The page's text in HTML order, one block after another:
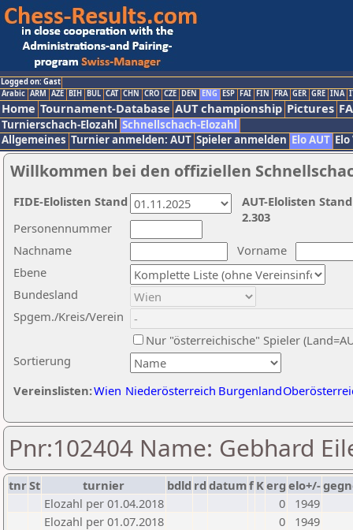
Logged on: Gast
Arabic ARM AZE BIH BUL CAT CHN CRO CZE DEN ENG ESP FAI FIN FRA GER GRE INA
Home Tournament-Database AUT championship Pictures
Turnierschach-Elozahl Schnellschach-Elozahl
Allgemeines Turnier anmelden: AUT Spieler anmelden Elo AUT
Willkommen bei den offiziellen
Nachname
Vorname
Ebene
Sortierung
Personennummer
Bundesland
Spgem./Kreis/Verein
Nur "österreichische" Spieler
Vereinslisten:Wien Niederösterreich Burgenland
AUT-Elolisten
2.303
FIDE-Elolisten Stand
Pnr:102404 Name: Gebhard
tnrSt turnier bdld rd datumf Kerg elo+/-
Elozahl per 01.04.2018
0
1949
Elozahl per 01.07.2018
0
1949